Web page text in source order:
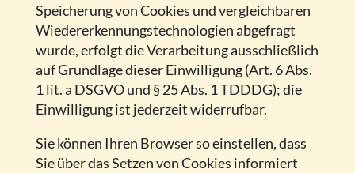
Speicherung von Cookies und vergleichbaren
Wiedererkennungstechnologien abgefragt
wurde, erfolgt die Verarbeitung ausschließlich
auf Grundlage dieser Einwilligung (Art. 6 Abs.
1 lit. a DSGVO und § 25 Abs. 1 TDDDG); die
Einwilligung ist jederzeit widerrufbar.
Sie können Ihren Browser so einstellen, dass
Sie über das Setzen von Cookies informiert